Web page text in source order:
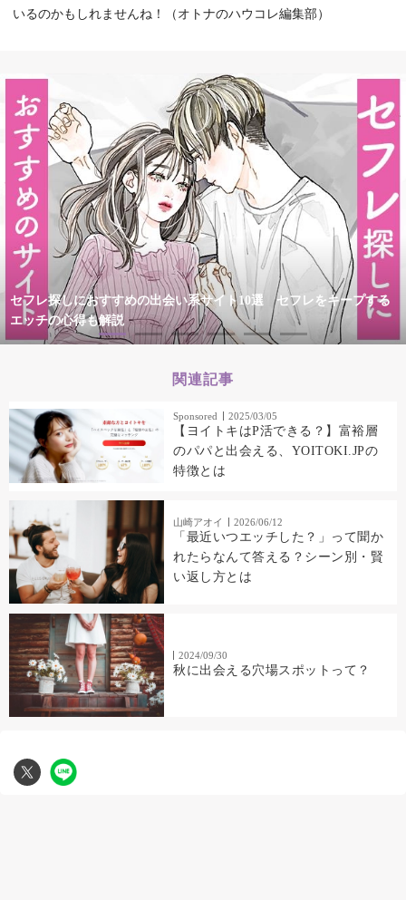
いるのかもしれませんね！（オトナのハウコレ編集部）
セフレ探しにおすすめの出会い系サイト10選 セフレをキープする
エッチの心得も解説
関連記事
Sponsored 2025/03/05
【ヨイトキはP活できる？】富裕層
のパパと出会える、YOITOKI.JPの
特徴とは
山崎アオイ 2026/06/12
「最近いつエッチした？」って聞か
れたらなんて答える？シーン別・賢
い返し方とは
2024/09/30
秋に出会える穴場スポットって？